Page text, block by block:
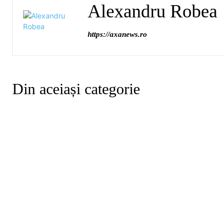
Alexandru Robea
https://axanews.ro
Din aceiași categorie